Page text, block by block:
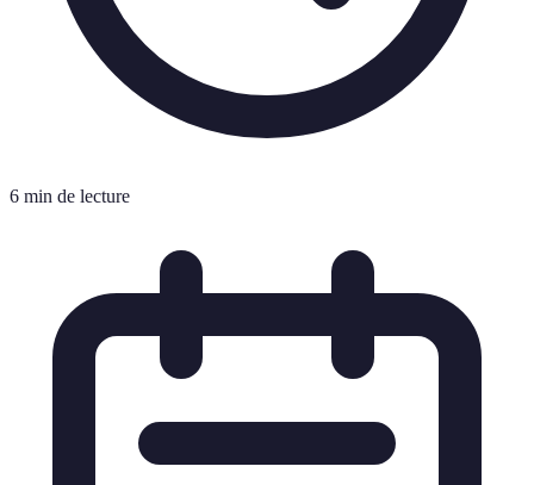
6 min de lecture